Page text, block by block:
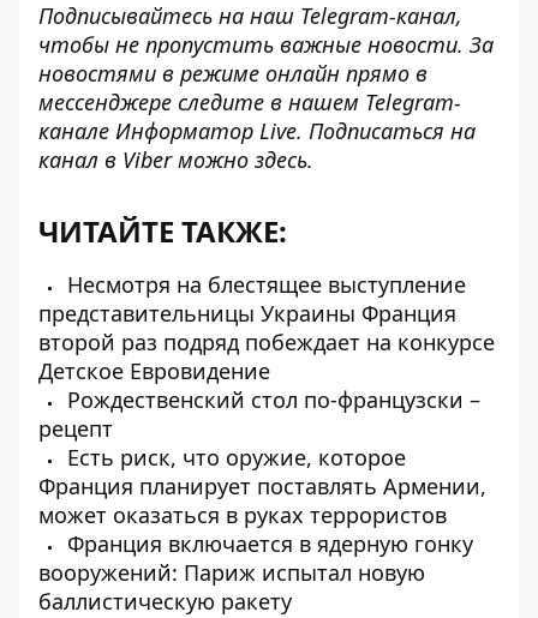
Подписывайтесь на наш Telegram-канал,
чтобы не пропустить важные новости. За
новостями в режиме онлайн прямо в
мессенджере следите в нашем Telegram-
канале Информатор Live. Подписаться на
канал в Viber можно здесь.
ЧИТАЙТЕ ТАКЖЕ:
Несмотря на блестящее выступление
представительницы Украины Франция
второй раз подряд побеждает на конкурсе
Детское Евровидение
Рождественский стол по-французски –
рецепт
Есть риск, что оружие, которое
Франция планирует поставлять Армении,
может оказаться в руках террористов
Франция включается в ядерную гонку
вооружений: Париж испытал новую
баллистическую ракету